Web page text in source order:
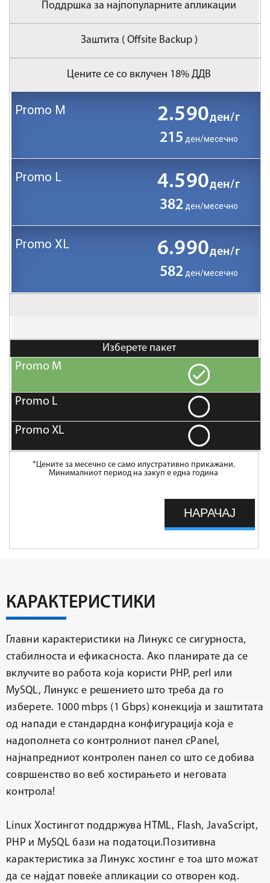
Поддршка за најпопуларните апликации
Заштита ( Offsite Backup )
Цените се со вклучен 18% ДДВ
2.590ден/г
215 ден/месечно
4.590ден/г
382 ден/месечно
6.990ден/г
582 ден/месечно
Изберете пакет
*Цените за месечно се само илустративно прикажани.
Минималниот период на закуп е една година
КАРАКТЕРИСТИКИ
Главни карактеристики на Линукс се сигурноста,
стабилноста и ефикасноста. Ако планирате да се
вклучите во работа која користи PHP, perl или
MySQL, Линукс е решението што треба да го
изберете. 1000 mbps (1 Gbps) конекција и заштитата
од напади е стандардна конфигурација која е
надополнета со контролниот панел cPanel,
најнапредниот контролен панел со што се добива
совршенство во веб хостирањето и неговата
контрола!
Linux Хостингот поддржува HTML, Flash, JavaScript,
PHP и MySQL бази на податоци.Позитивна
карактеристика за Линукс хостинг е тоа што можат
да се најдат повеќе апликации со отворен код.